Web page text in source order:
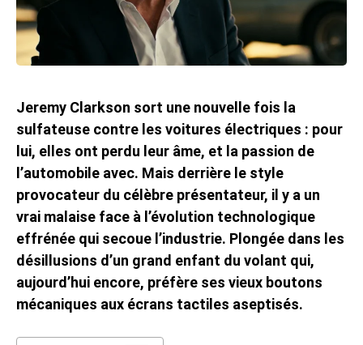
Jeremy Clarkson sort une nouvelle fois la
sulfateuse contre les voitures électriques : pour
lui, elles ont perdu leur âme, et la passion de
l’automobile avec. Mais derrière le style
provocateur du célèbre présentateur, il y a un
vrai malaise face à l’évolution technologique
effrénée qui secoue l’industrie. Plongée dans les
désillusions d’un grand enfant du volant qui,
aujourd’hui encore, préfère ses vieux boutons
mécaniques aux écrans tactiles aseptisés.